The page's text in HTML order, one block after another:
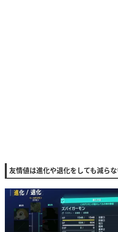
友情値は進化や退化をしても減ら